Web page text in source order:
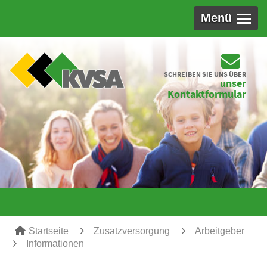
Menü
SCHREIBEN SIE UNS ÜBER
unser
Kontaktformular
Startseite Zusatzversorgung
Arbeitgeber
Informationen